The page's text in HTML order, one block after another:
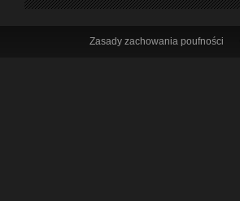
Zasady zachowania poufności